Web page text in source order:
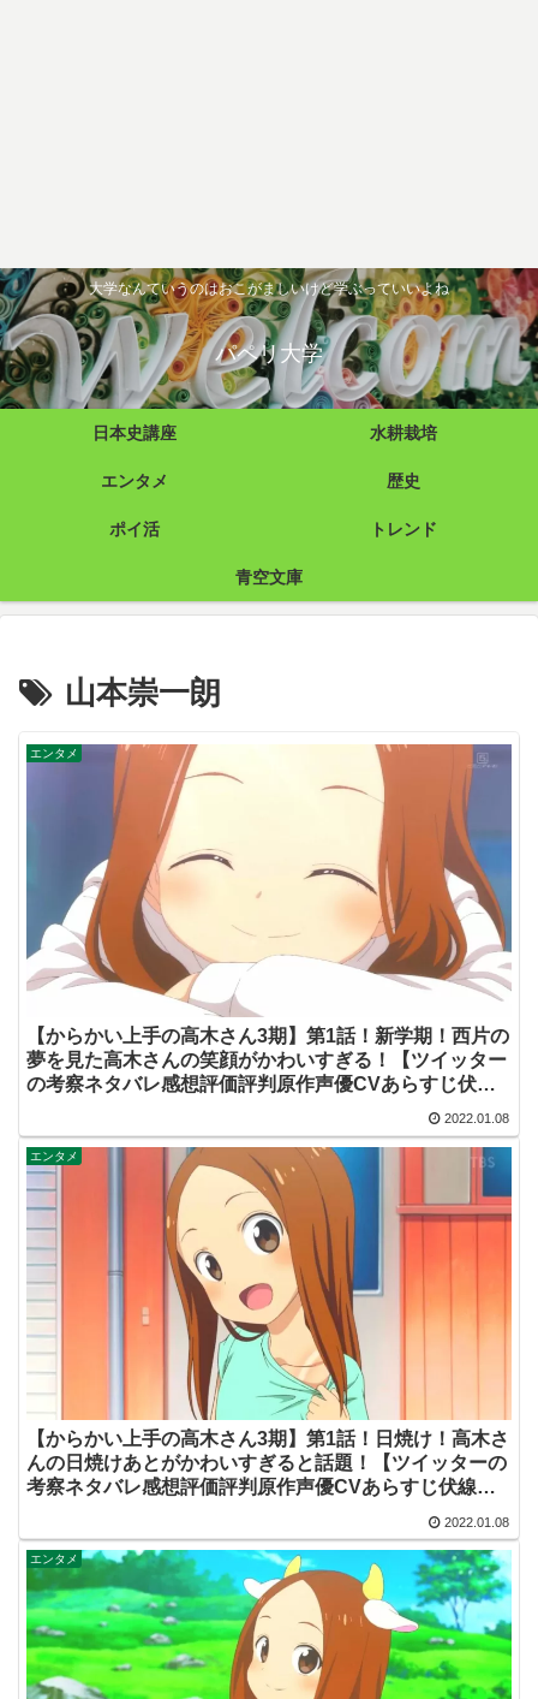
大学なんていうのはおこがましいけど学ぶっていいよね
パペリ大学
日本史講座 水耕栽培
エンタメ 歴史
ポイ活 トレンド
青空文庫
山本崇一朗
エンタメ
【からかい上手の高木さん3期】第1話！新学期！西片の
夢を見た高木さんの笑顔がかわいすぎる！【ツイッター
の考察ネタバレ感想評価評判原作声優CVあらすじ伏線
2022.01.08
エンタメ
【からかい上手の高木さん3期】第1話！日焼け！高木さ
んの日焼けあとがかわいすぎると話題！【ツイッターの
考察ネタバレ感想評価評判原作声優CVあらすじ伏線脚
2022.01.08
エンタメ